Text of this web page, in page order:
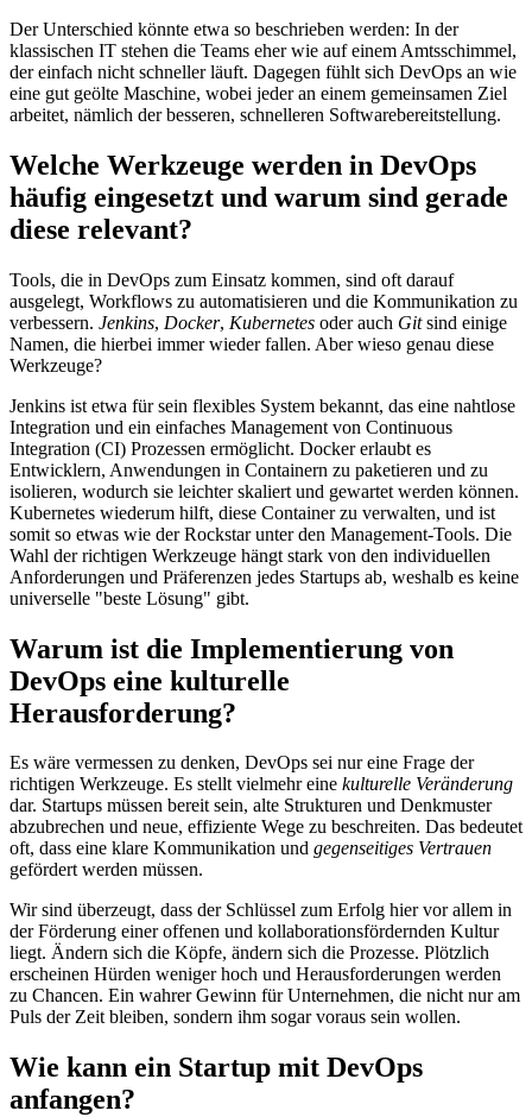
Der Unterschied könnte etwa so beschrieben werden: In der
klassischen IT stehen die Teams eher wie auf einem Amtsschimmel,
der einfach nicht schneller läuft. Dagegen fühlt sich DevOps an wie
eine gut geölte Maschine, wobei jeder an einem gemeinsamen Ziel
arbeitet, nämlich der besseren, schnelleren Softwarebereitstellung.
Welche Werkzeuge werden in DevOps
häufig eingesetzt und warum sind gerade
diese relevant?
Tools, die in DevOps zum Einsatz kommen, sind oft darauf
ausgelegt, Workflows zu automatisieren und die Kommunikation zu
verbessern. Jenkins, Docker, Kubernetes oder auch Gitsind einige
Namen, die hierbei immer wieder fallen. Aber wieso genau diese
Werkzeuge?
Jenkins ist etwa für sein flexibles System bekannt, das eine nahtlose
Integration und ein einfaches Management von Continuous
Integration (CI) Prozessen ermöglicht. Docker erlaubt es
Entwicklern, Anwendungen in Containern zu paketieren und zu
isolieren, wodurch sie leichter skaliert und gewartet werden können.
Kubernetes wiederum hilft, diese Container zu verwalten, und ist
somit so etwas wie der Rockstar unter den Management-Tools. Die
Wahl der richtigen Werkzeuge hängt stark von den individuellen
Anforderungen und Präferenzen jedes Startups ab, weshalb es keine
universelle "beste Lösung" gibt.
Warum ist die Implementierung von
DevOps eine kulturelle
Herausforderung?
Es wäre vermessen zu denken, DevOps sei nur eine Frage der
richtigen Werkzeuge. Es stellt vielmehr eine kulturelle Veränderung
dar. Startups müssen bereit sein, alte Strukturen und Denkmuster
abzubrechen und neue, effiziente Wege zu beschreiten. Das bedeutet
oft, dass eine klare Kommunikation und gegenseitiges Vertrauen
gefördert werden müssen.
Wir sind überzeugt, dass der Schlüssel zum Erfolg hier vor allem in
der Förderung einer offenen und kollaborationsfördernden Kultur
liegt. Ändern sich die Köpfe, ändern sich die Prozesse. Plötzlich
erscheinen Hürden weniger hoch und Herausforderungen werden
zu Chancen. Ein wahrer Gewinn für Unternehmen, die nicht nur am
Puls der Zeit bleiben, sondern ihm sogar voraus sein wollen.
Wie kann ein Startup mit DevOps
anfangen?